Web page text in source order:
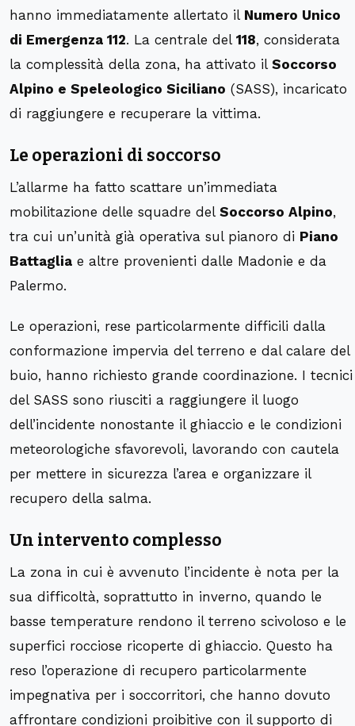
hanno immediatamente allertato il Numero Unico
di Emergenza 112. La centrale del 118, considerata
la complessità della zona, ha attivato il Soccorso
Alpino e Speleologico Siciliano (SASS), incaricato
di raggiungere e recuperare la vittima.
Le operazioni di soccorso
L’allarme ha fatto scattare un’immediata
mobilitazione delle squadre del Soccorso Alpino,
tra cui un’unità già operativa sul pianoro di Piano
Battaglia e altre provenienti dalle Madonie e da
Palermo.
Le operazioni, rese particolarmente difficili dalla
conformazione impervia del terreno e dal calare del
buio, hanno richiesto grande coordinazione. I tecnici
del SASS sono riusciti a raggiungere il luogo
dell’incidente nonostante il ghiaccio e le condizioni
meteorologiche sfavorevoli, lavorando con cautela
per mettere in sicurezza l’area e organizzare il
recupero della salma.
Un intervento complesso
La zona in cui è avvenuto l’incidente è nota per la
sua difficoltà, soprattutto in inverno, quando le
basse temperature rendono il terreno scivoloso e le
superfici rocciose ricoperte di ghiaccio. Questo ha
reso l’operazione di recupero particolarmente
impegnativa per i soccorritori, che hanno dovuto
affrontare condizioni proibitive con il supporto di